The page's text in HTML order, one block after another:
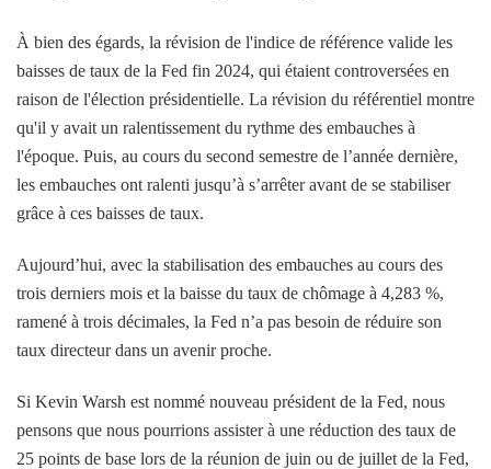
À bien des égards, la révision de l'indice de référence valide les
baisses de taux de la Fed fin 2024, qui étaient controversées en
raison de l'élection présidentielle. La révision du référentiel montre
qu'il y avait un ralentissement du rythme des embauches à
l'époque. Puis, au cours du second semestre de l’année dernière,
les embauches ont ralenti jusqu’à s’arrêter avant de se stabiliser
grâce à ces baisses de taux.
Aujourd’hui, avec la stabilisation des embauches au cours des
trois derniers mois et la baisse du taux de chômage à 4,283 %,
ramené à trois décimales, la Fed n’a pas besoin de réduire son
taux directeur dans un avenir proche.
Si Kevin Warsh est nommé nouveau président de la Fed, nous
pensons que nous pourrions assister à une réduction des taux de
25 points de base lors de la réunion de juin ou de juillet de la Fed,